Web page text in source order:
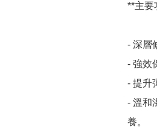
**主要
- 深層
- 強效
- 提升
- 溫和
養。